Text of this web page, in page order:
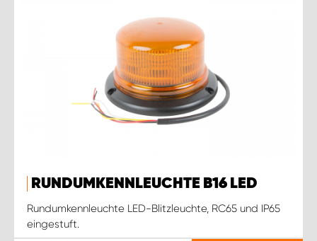
RUNDUMKENNLEUCHTE B16 LED
Rundumkennleuchte LED-Blitzleuchte, RC65 und IP65
eingestuft.